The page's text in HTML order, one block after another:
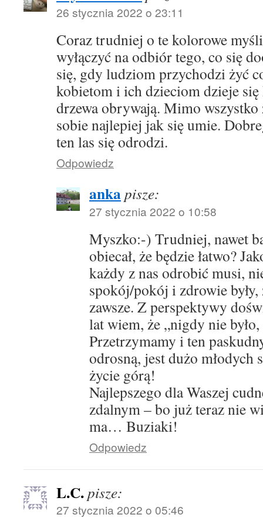
26 stycznia 2022 o 23:11
Coraz trudniej o te kolorowe
wyłączyć na odbiór tego, co się
się, gdy ludziom przychodzi żyć
kobietom i ich dzieciom dzieje
drzewa obrywają. Mimo
sobie najlepiej jak się umie.
ten las się odrodzi.
Odpowiedz
ankapisze:
27 stycznia 2022 o 10:58
Myszko:-) Trudniej, nawet
obiecał, że będzie łatwo?
każdy z nas odrobić musi,
spokój/pokój i zdrowie były,
zawsze. Z perspektywy
lat wiem, że „nigdy nie
Przetrzymamy i ten
odrosną, jest dużo młodych
życie górą!
Najlepszego dla Waszej
zdalnym – bo już teraz nie
ma… Buziaki!
Odpowiedz
L.C.pisze:
27 stycznia 2022 o 05:46